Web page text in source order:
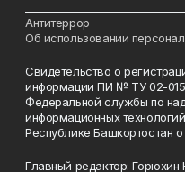
Антитеррор
Об использовании
Свидетельство о
информации ПИ № ТУ 02-
Федеральной службы по
информационных
Республике Башкортостан
Главный редактор: